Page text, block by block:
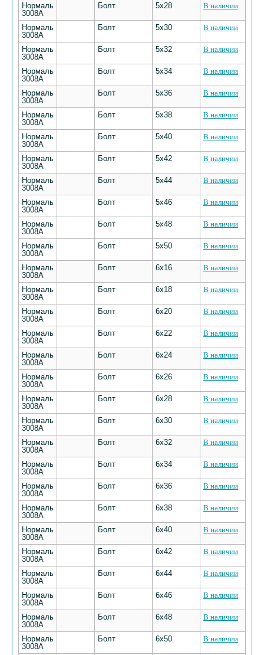
Нормаль
3008А
Болт 5х28 В наличии
Нормаль
3008А
Болт 5х30 В наличии
Нормаль
3008А
Болт 5х32 В наличии
Нормаль
3008А
Болт 5х34 В наличии
Нормаль
3008А
Болт 5х36 В наличии
Нормаль
3008А
Болт 5х38 В наличии
Нормаль
3008А
Болт 5х40 В наличии
Нормаль
3008А
Болт 5х42 В наличии
Нормаль
3008А
Болт 5х44 В наличии
Нормаль
3008А
Болт 5х46 В наличии
Нормаль
3008А
Болт 5х48 В наличии
Нормаль
3008А
Болт 5х50 В наличии
Нормаль
3008А
Болт 6х16 В наличии
Нормаль
3008А
Болт 6х18 В наличии
Нормаль
3008А
Болт 6х20 В наличии
Нормаль
3008А
Болт 6х22 В наличии
Нормаль
3008А
Болт 6х24 В наличии
Нормаль
3008А
Болт 6х26 В наличии
Нормаль
3008А
Болт 6х28 В наличии
Нормаль
3008А
Болт 6х30 В наличии
Нормаль
3008А
Болт 6х32 В наличии
Нормаль
3008А
Болт 6х34 В наличии
Нормаль
3008А
Болт 6х36 В наличии
Нормаль
3008А
Болт 6х38 В наличии
Нормаль
3008А
Болт 6х40 В наличии
Нормаль
3008А
Болт 6х42 В наличии
Нормаль
3008А
Болт 6х44 В наличии
Нормаль
3008А
Болт 6х46 В наличии
Нормаль
3008А
Болт 6х48 В наличии
Нормаль
3008А
Болт 6х50 В наличии